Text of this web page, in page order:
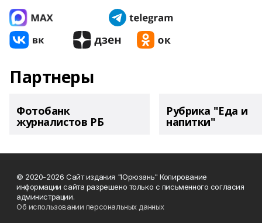
Партнеры
Фотобанк
журналистов РБ
Рубрика "Еда и
напитки"
© 2020-2026 Сайт издания "Юрюзань" Копирование
информации сайта разрешено только с письменного согласия
администрации.
Об использовании персональных данных